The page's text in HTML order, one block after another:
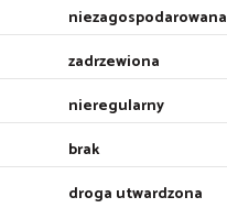
niezagospodarowana
zadrzewiona
nieregularny
brak
droga utwardzona